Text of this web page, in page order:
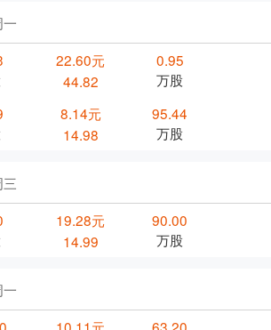
22.60元
44.82
0.95
万股
8.14元
14.98
95.44
万股
19.28元
14.99
90.00
万股